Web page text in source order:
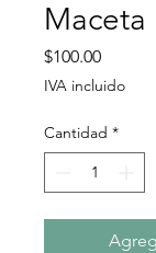
Maceta
$100.00Precio
IVA incluido
Cantidad *